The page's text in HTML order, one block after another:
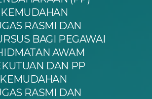
KEMUDAHAN
RASMI DAN
BAGI PEGAWAI
AWAM
DAN PP
KEMUDAHAN
RASMI DAN